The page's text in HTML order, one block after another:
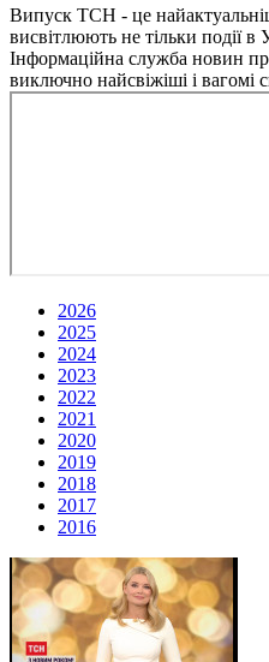
Випуск ТСН - це
висвітлюють не тільки події в
Інформаційна служба новин
виключно найсвіжіші і вагомі
2026
2025
2024
2023
2022
2021
2020
2019
2018
2017
2016